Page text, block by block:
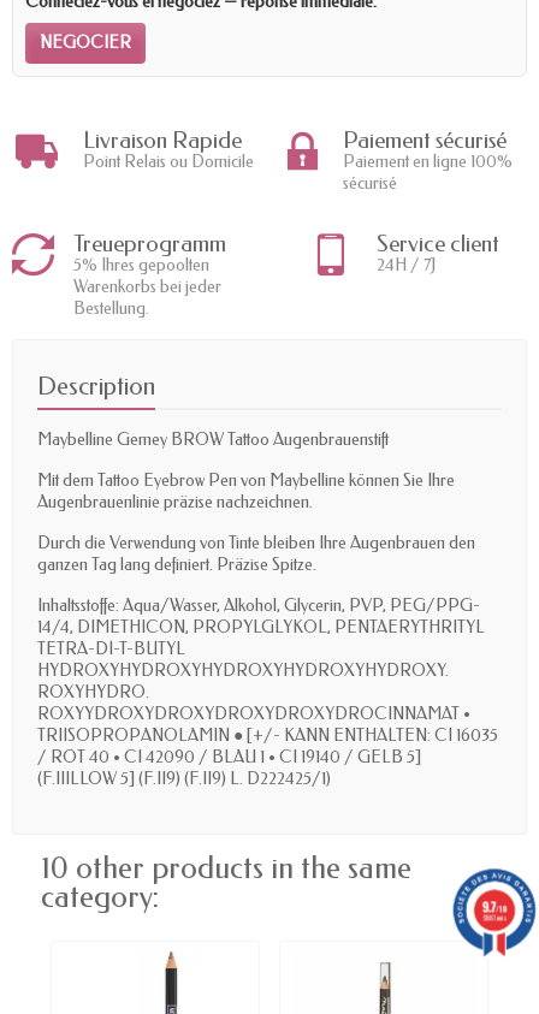
NEGOCIER
Livraison Rapide
Point Relais ou Domicile
Paiement sécurisé
Paiement en ligne 100%
sécurisé
Treueprogramm
5% Ihres gepoolten
Warenkorbs bei jeder
Bestellung.
Service client
24H / 7J
Description
Maybelline Gemey BROW Tattoo Augenbrauenstift
Mit dem Tattoo Eyebrow Pen von Maybelline können Sie Ihre
Augenbrauenlinie präzise nachzeichnen.
Durch die Verwendung von Tinte bleiben Ihre Augenbrauen den
ganzen Tag lang definiert. Präzise Spitze.
Inhaltsstoffe: Aqua/Wasser, Alkohol, Glycerin, PVP, PEG/PPG-
14/4, DIMETHICON, PROPYLGLYKOL, PENTAERYTHRITYL
TETRA-DI-T-BUTYL
HYDROXYHYDROXYHYDROXYHYDROXYHYDROXY.
ROXYHYDRO.
ROXYYDROXYDROXYDROXYDROXYDROCINNAMAT •
TRIISOPROPANOLAMIN ● [+/- KANN ENTHALTEN: CI 16035
/ ROT 40 • CI 42090 / BLAU 1 • CI 19140 / GELB 5]
(F.IIILLOW 5] (F.II9) (F.II9) L. D222425/1)
10 other products in the same
category:
9.7/10
5887 avis